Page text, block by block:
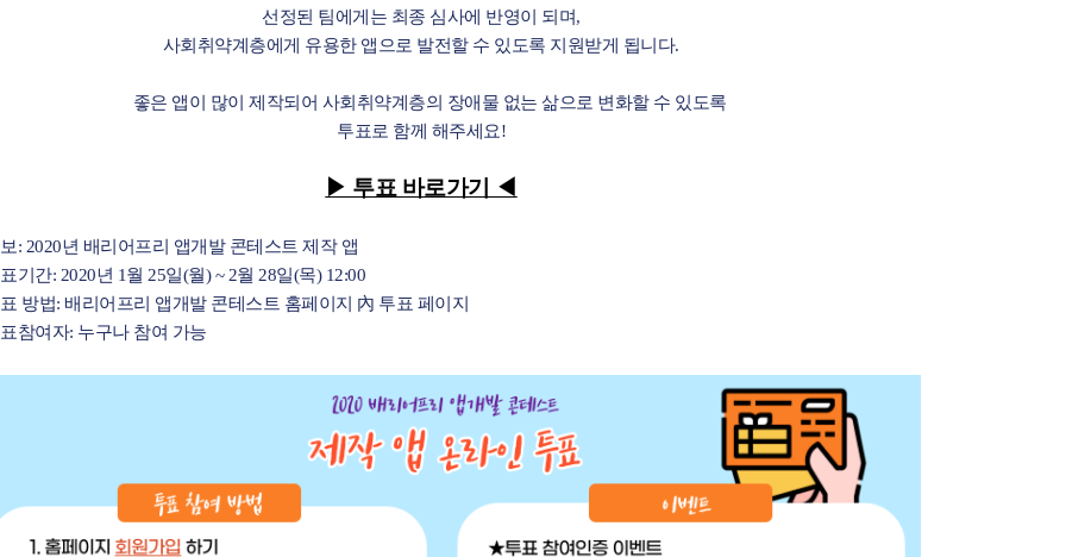
선정된 팀에게는 최종 심사에 반영이 되며,
사회취약계층에게 유용한 앱으로 발전할 수 있도록 지원받게 됩니다.
좋은 앱이 많이 제작되어 사회취약계층의 장애물 없는 삶으로 변화할 수 있도록
투표로 함께 해주세요!
▶ 투표 바로가기 ◀
: 2020년 배리어프리 앱개발 콘테스트 제작 앱
기간: 2020년 1월 25일(월) ~ 2월 28일(목) 12:00
방법: 배리어프리 앱개발 콘테스트 홈페이지 內 투표 페이지
참여자: 누구나 참여 가능